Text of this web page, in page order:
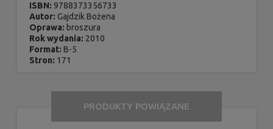
ISBN: 9788373356733
Autor: Gajdzik Bożena
Oprawa: broszura
Rok wydania: 2010
Format: B-5
Stron: 171
PRODUKTY POWIĄZANE